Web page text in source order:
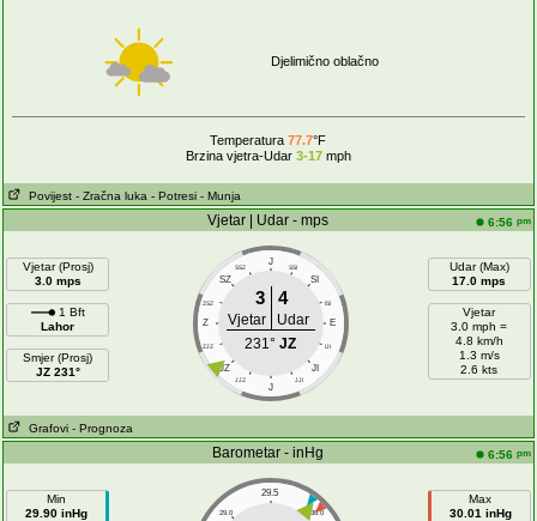
Djelimično oblačno
Temperatura77.7°F
Brzina vjetra-Udar 3-17mph
Povijest - Zračna luka - Potresi - Munja
Vjetar | Udar - mps 6:56 pm
Vjetar (Prosj)
3.0 mps
1 Bft
Lahor
Smjer (Prosj)
JZ 231°
J
SSZ SSI
SZ SI
ZSZ ISI
Z E
ZJZ IJI
JZ JI
JJZ JJI
J
3 4
Vjetar
Udar
231°JZ
Udar (Max)
17.0 mps
Vjetar
3.0 mph =
4.8 km/h
1.3 m/s
2.6 kts
Grafovi - Prognoza
Barometar - inHg 6:56 pm
Min
29.90 inHg
29.5
29.0 30.0
Max
30.01 inHg